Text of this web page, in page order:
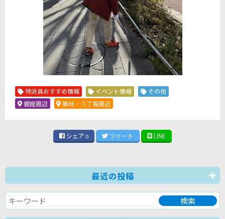
特派員おすすめ情報 イベント情報
その他
銀座周辺
築地・八丁堀周辺
シェア 0 ツイート LINE
最近の投稿